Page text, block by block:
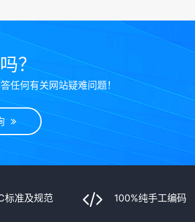
？
任何有关网站疑难问题！
标准及规范 100%纯手工编码